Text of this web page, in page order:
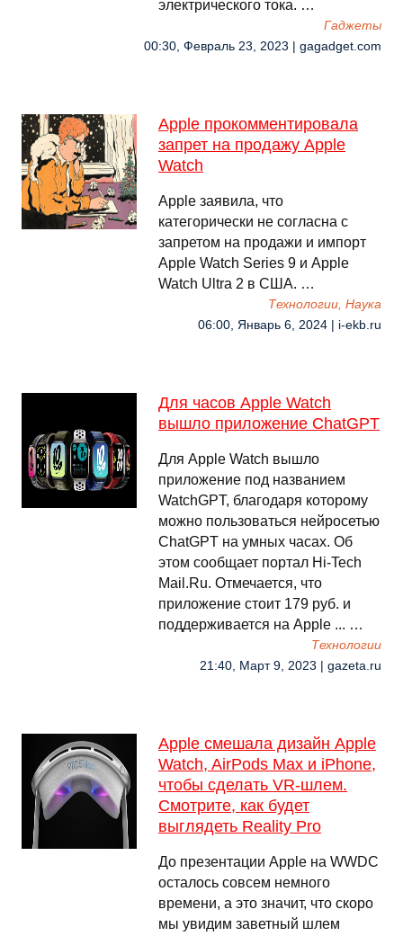
электрического тока. …
Гаджеты
00:30, Февраль 23, 2023 | gagadget.com
Apple прокомментировала
запрет на продажу Apple
Watch
Apple заявила, что
категорически не согласна с
запретом на продажи и импорт
Apple Watch Series 9 и Apple
Watch Ultra 2 в США. …
Технологии, Наука
06:00, Январь 6, 2024 | i-ekb.ru
Для часов Apple Watch
вышло приложение ChatGPT
Для Apple Watch вышло
приложение под названием
WatchGPT, благодаря которому
можно пользоваться нейросетью
ChatGPT на умных часах. Об
этом сообщает портал Hi-Tech
Mail.Ru. Отмечается, что
приложение стоит 179 руб. и
поддерживается на Apple ... …
Технологии
21:40, Март 9, 2023 | gazeta.ru
Apple смешала дизайн Apple
Watch, AirPods Max и iPhone,
чтобы сделать VR-шлем.
Смотрите, как будет
выглядеть Reality Pro
До презентации Apple на WWDC
осталось совсем немного
времени, а это значит, что скоро
мы увидим заветный шлем